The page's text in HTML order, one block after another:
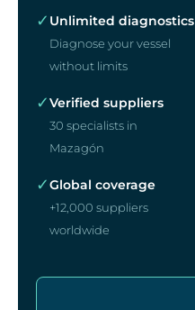
✓ Unlimited diagnostics
Diagnose your vessel
without limits
✓Verified suppliers
30 specialists in
Mazagón
✓Global coverage
+12,000 suppliers
worldwide